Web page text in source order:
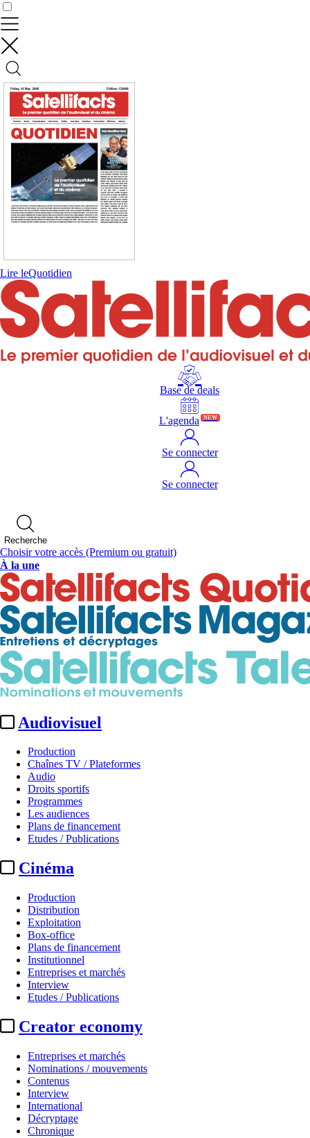
Lire leQuotidien
Base de deals
L'agenda NEW
Se connecter
Se connecter
Recherche
Choisir votre accès (Premium ou gratuit)
À la une
Audiovisuel
Production
Chaînes TV / Plateformes
Audio
Droits sportifs
Programmes
Les audiences
Plans de financement
Etudes / Publications
Cinéma
Production
Distribution
Exploitation
Box-office
Plans de financement
Institutionnel
Entreprises et marchés
Interview
Etudes / Publications
Creator economy
Entreprises et marchés
Nominations / mouvements
Contenus
Interview
International
Décryptage
Chronique
Contrôler vos données